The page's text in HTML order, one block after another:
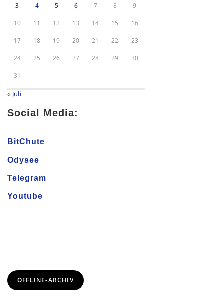
3 4 5 6 7 8 9
10 11 12 13 14 15 16
17 18 19 20 21 22 23
24 25 26 27 28 29 30
31
« Juli
Social Media:
BitChute
Odysee
Telegram
Youtube
OFFLINE-ARCHIV